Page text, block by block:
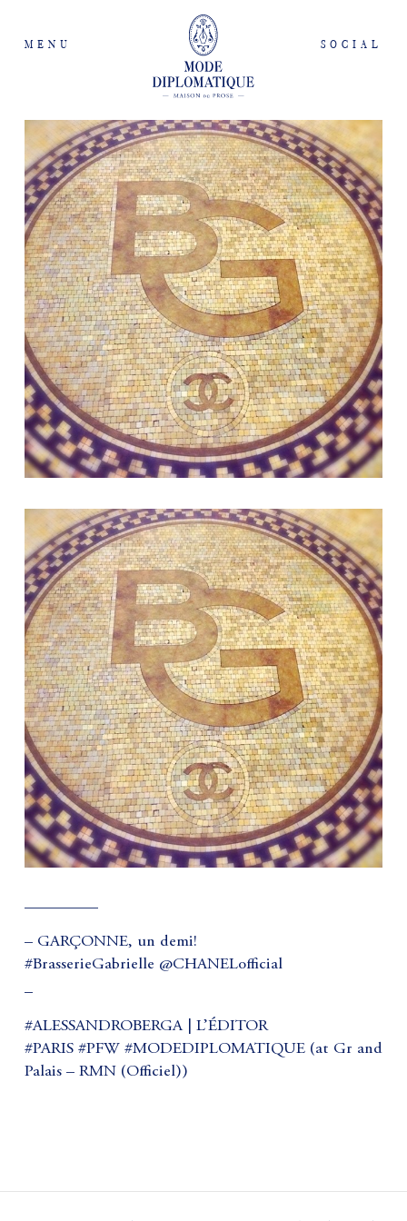
MENU SOCIAL
– GARÇONNE, un demi!
#BrasserieGabrielle @CHANELofficial
#ALESSANDROBERGA | L’ÉDITOR
#PARIS #PFW #MODEDIPLOMATIQUE (at Gr and
Palais – RMN (Officiel))